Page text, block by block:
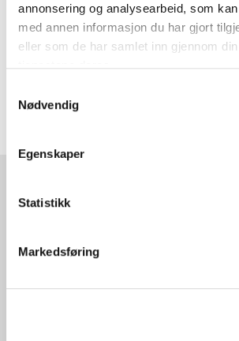
annonsering og analysearbeid, som
med annen informasjon du har gjort
eller som de har samlet inn gjennom
Nødvendig
Egenskaper
Statistikk
Markedsføring
kontakt@act-gruppen.com
Majorvegen 18,